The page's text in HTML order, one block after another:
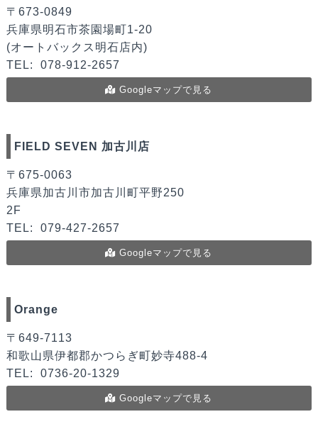
〒673-0849
兵庫県明石市茶園場町1-20
(オートバックス明石店内)
TEL:
078-912-2657
Googleマップで見る
FIELD SEVEN 加古川店
〒675-0063
兵庫県加古川市加古川町平野250
2F
TEL:
079-427-2657
Googleマップで見る
Orange
〒649-7113
和歌山県伊都郡かつらぎ町妙寺488-4
TEL:
0736-20-1329
Googleマップで見る